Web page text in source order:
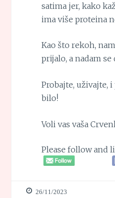
satima jer, kako
ima više proteina
Kao što rekoh,
prijalo, a nadam se
Probajte, uživajte,
bilo!
Voli vas vaša
Please follow and
26/11/2023